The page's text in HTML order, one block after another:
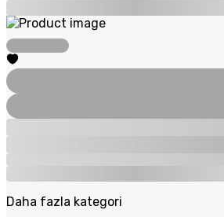
Daha fazla kategori